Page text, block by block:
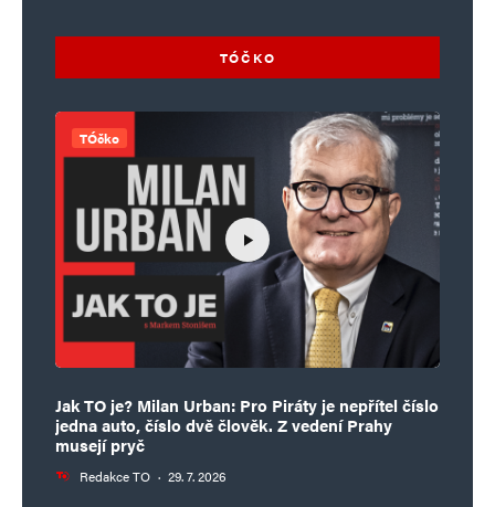
TÓČKO
TÓčko
Jak TO je? Milan Urban: Pro Piráty je nepřítel číslo
jedna auto, číslo dvě člověk. Z vedení Prahy
musejí pryč
Redakce TO · 29. 7. 2026